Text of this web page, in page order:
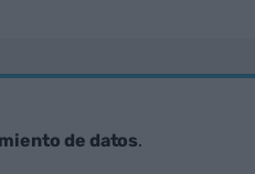
de datos.